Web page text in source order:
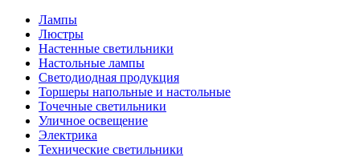
Лампы
Люстры
Настенные светильники
Настольные лампы
Светодиодная продукция
Торшеры напольные и настольные
Точечные светильники
Уличное освещение
Электрика
Технические светильники